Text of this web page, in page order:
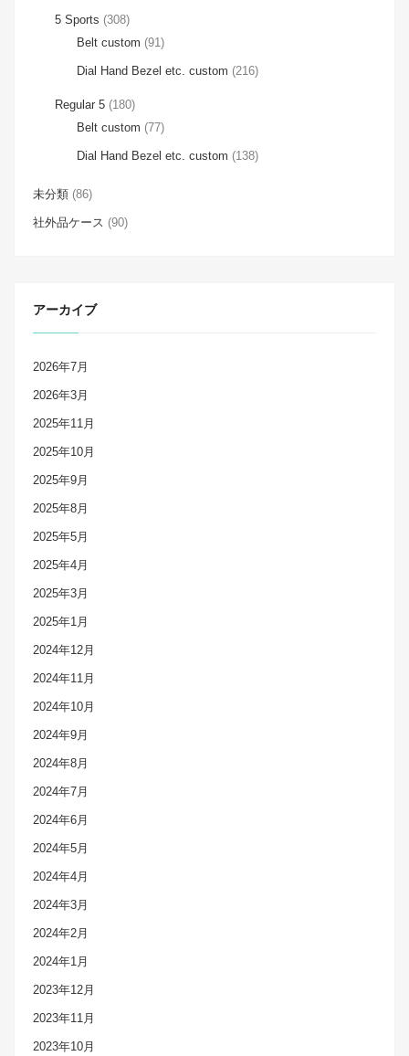
5 Sports (308)
Belt custom (91)
Dial Hand Bezel etc. custom (216)
Regular 5 (180)
Belt custom (77)
Dial Hand Bezel etc. custom (138)
未分類 (86)
社外品ケース (90)
アーカイブ
2026年7月
2026年3月
2025年11月
2025年10月
2025年9月
2025年8月
2025年5月
2025年4月
2025年3月
2025年1月
2024年12月
2024年11月
2024年10月
2024年9月
2024年8月
2024年7月
2024年6月
2024年5月
2024年4月
2024年3月
2024年2月
2024年1月
2023年12月
2023年11月
2023年10月